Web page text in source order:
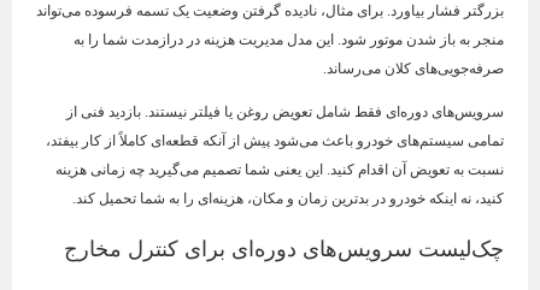
بزرگتر فشار بیاورد. برای مثال، نادیده گرفتن وضعیت یک تسمه فرسوده می‌تواند
منجر به باز شدن موتور شود. این مدل مدیریت هزینه در درازمدت شما را به
صرفه‌جویی‌های کلان می‌رساند.
سرویس‌های دوره‌ای فقط شامل تعویض روغن یا فیلتر نیستند. بازدید فنی از
تمامی سیستم‌های خودرو باعث می‌شود پیش از آنکه قطعه‌ای کاملاً از کار بیفتد،
نسبت به تعویض آن اقدام کنید. این یعنی شما تصمیم می‌گیرید چه زمانی هزینه
کنید، نه اینکه خودرو در بدترین زمان و مکان، هزینه‌ای را به شما تحمیل کند.
چک‌لیست سرویس‌های دوره‌ای برای کنترل مخارج